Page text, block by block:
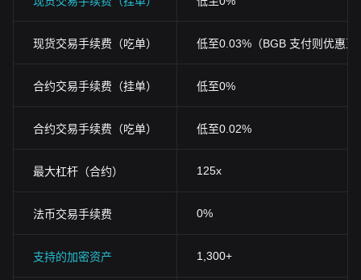
现货交易手续费（吃单） 低至0.03%（BGB 支付则优惠至
合约交易手续费（挂单） 低至0%
合约交易手续费（吃单） 低至0.02%
最大杠杆（合约） 125x
法币交易手续费 0%
支持的加密资产 1,300+